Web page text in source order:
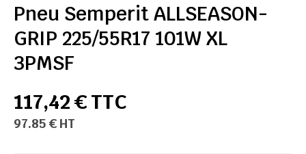
Pneu Semperit ALLSEASON-
GRIP 225/55R17 101W XL
3PMSF
117,42 € TTC
97.85 € HT